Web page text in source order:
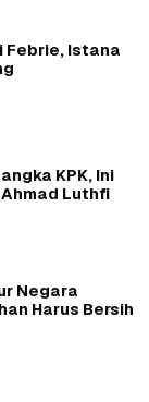
Febrie, Istana
KPK, Ini
Luthfi
Negara
Harus Bersih